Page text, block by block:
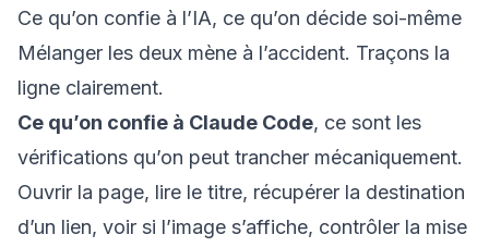
Ce qu’on confie à l’IA, ce qu’on décide soi-même
Mélanger les deux mène à l’accident. Traçons la
ligne clairement.
Ce qu’on confie à Claude Code, ce sont les
vérifications qu’on peut trancher mécaniquement.
Ouvrir la page, lire le titre, récupérer la destination
d’un lien, voir si l’image s’affiche, contrôler la mise